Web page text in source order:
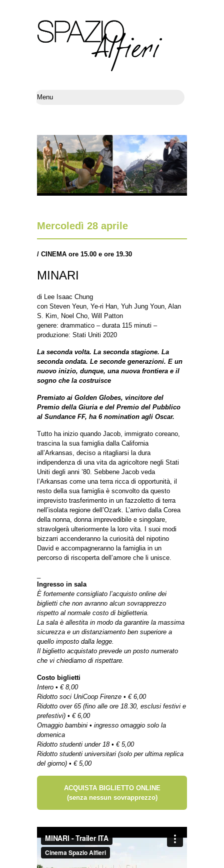
Mercoledì 28 aprile
/ CINEMA ore 15.00 e ore 19.30
MINARI
di Lee Isaac Chung
con Steven Yeun, Ye-ri Han, Yuh Jung Youn, Alan
S. Kim, Noel Cho, Will Patton
genere: drammatico – durata 115 minuti –
produzione: Stati Uniti 2020
La seconda volta. La seconda stagione. La
seconda ondata. Le seconde generazioni. E un
nuovo inizio, dunque, una nuova frontiera e il
sogno che la costruisce
Premiato ai Golden Globes, vincitore del
Premio della Giuria e del Premio del Pubblico
al Sundance FF, ha 6 nomination agli Oscar.
Tutto ha inizio quando Jacob, immigrato coreano,
trascina la sua famiglia dalla California
all’Arkansas, deciso a ritagliarsi la dura
indipendenza di una vita da agricoltore negli Stati
Uniti degli anni ’80. Sebbene Jacob veda
l’Arkansas come una terra ricca di opportunità, il
resto della sua famiglia è sconvolto da questo
imprevisto trasferimento in un fazzoletto di terra
nell’isolata regione dell’Ozark. L’arrivo dalla Corea
della nonna, donna imprevedibile e singolare,
stravolgerà ulteriormente la loro vita. I suoi modi
bizzarri accenderanno la curiosità del nipotino
David e accompagneranno la famiglia in un
percorso di riscoperta dell’amore che li unisce.
Ingresso in sala
È fortemente consigliato l’acquisto online dei
biglietti che non avranno alcun sovrapprezzo
rispetto al normale costo di biglietteria.
La sala è allestita in modo da garantire la massima
sicurezza e un distanziamento ben superiore a
quello imposto dalla legge.
Il biglietto acquistato prevede un posto numerato
che vi chiediamo di rispettare.
Costo biglietti
Intero • € 8,00
Ridotto soci UniCoop Firenze • € 6,00
Ridotto over 65 (fino alle ore 18.30, esclusi festivi e
prefestivi) • € 6,00
Omaggio bambini • ingresso omaggio solo la
domenica
Ridotto studenti under 18 • € 5,00
Ridotto studenti universitari (solo per ultima replica
del giorno) • € 5,00
ACQUISTA BIGLIETTO ONLINE
(senza nessun sovrapprezzo)